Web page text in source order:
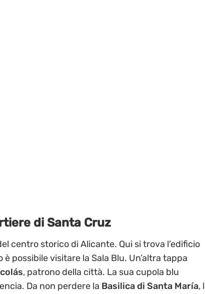
di Santa Cruz
centro storico di Alicante. Qui si trova l’edificio
possibile visitare la Sala Blu. Un’altra tappa
, patrono della città. La sua cupola blu
Da non perdere la Basilica di Santa María,